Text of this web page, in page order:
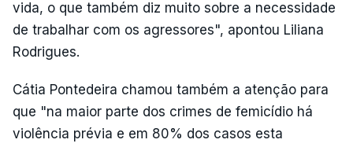
vida, o que também diz muito sobre a necessidade
de trabalhar com os agressores", apontou Liliana
Rodrigues.
Cátia Pontedeira chamou também a atenção para
que "na maior parte dos crimes de femicídio há
violência prévia e em 80% dos casos esta